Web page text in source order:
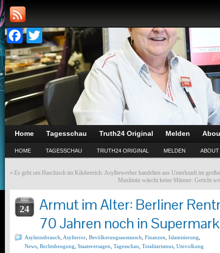
Facebook
Twitter
Home Tagesschau Truth24 Original Melden
HOME TAGESSCHAU TRUTH24 ORIGINAL MELDEN ABOUT
« Es geht um Haschisch im Kilobereich: Asylbewerber handelten aus Unterkunft im
Muslimin wäscht keine Männer: Gericht
MRZ
24
Armut im Alter: Berliner
70 Jahren noch in
Asylmissbrauch Asylterror Bevölkerungsaustausch Finanzen Islamisierung
News Rechtsbeugung Staatsversagen Tagesschau Totalitarismus Umvolkung